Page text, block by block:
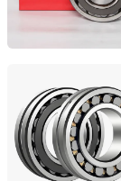
Luoyang Rock
Henan,